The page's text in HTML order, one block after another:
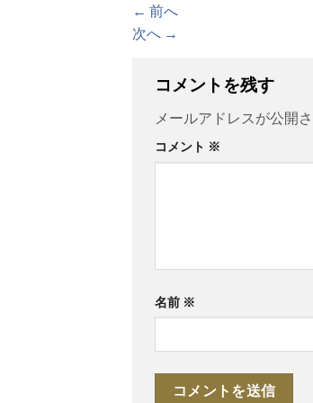
← 前へ
次へ →
コメントを残す
メールアドレスが公開
コメント ※
名前 ※